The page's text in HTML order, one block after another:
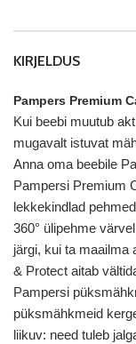
KIRJELDUS
Pampers Premium
Kui beebi muutub
mugavalt istuvat
Anna oma beebile
Pampersi Premium
lekkekindlad
360° ülipehme
järgi, kui ta maailma
& Protect aitab
Pampersi
püksmähkmeid
liikuv: need tuleb